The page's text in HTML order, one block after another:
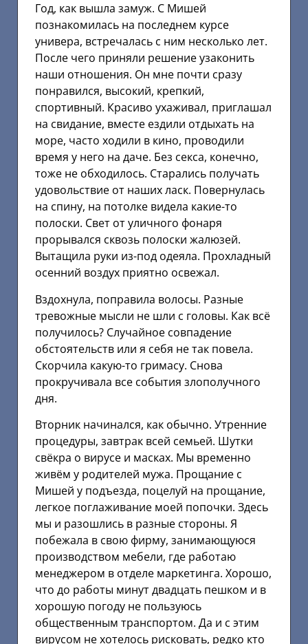
Год, как вышла замуж. С Мишей
познакомилась на последнем курсе
универа, встречалась с ним несколько лет.
После чего приняли решение узаконить
наши отношения. Он мне почти сразу
понравился, высокий, крепкий,
спортивный. Красиво ухаживал, приглашал
на свидание, вместе ездили отдыхать на
море, часто ходили в кино, проводили
время у него на даче. Без секса, конечно,
тоже не обходилось. Старались получать
удовольствие от наших ласк. Повернулась
на спину, на потолке видела какие-то
полоски. Свет от уличного фонаря
прорывался сквозь полоски жалюзей.
Вытащила руки из-под одеяла. Прохладный
осенний воздух приятно освежал.
Вздохнула, поправила волосы. Разные
тревожные мысли не шли с головы. Как всё
получилось? Случайное совпадение
обстоятельств или я себя не так повела.
Скорчила какую-то гримасу. Снова
прокручивала все события злополучного
дня.
Вторник начинался, как обычно. Утренние
процедуры, завтрак всей семьей. Шутки
свёкра о вирусе и масках. Мы временно
живём у родителей мужа. Прощание с
Мишей у подъезда, поцелуй на прощание,
легкое поглаживание моей попочки. Здесь
мы и разошлись в разные стороны. Я
побежала в свою фирму, занимающуюся
производством мебели, где работаю
менеджером в отделе маркетинга. Хорошо,
что до работы минут двадцать пешком и в
хорошую погоду не пользуюсь
общественным транспортом. Да и с этим
вирусом не хотелось рисковать, редко кто